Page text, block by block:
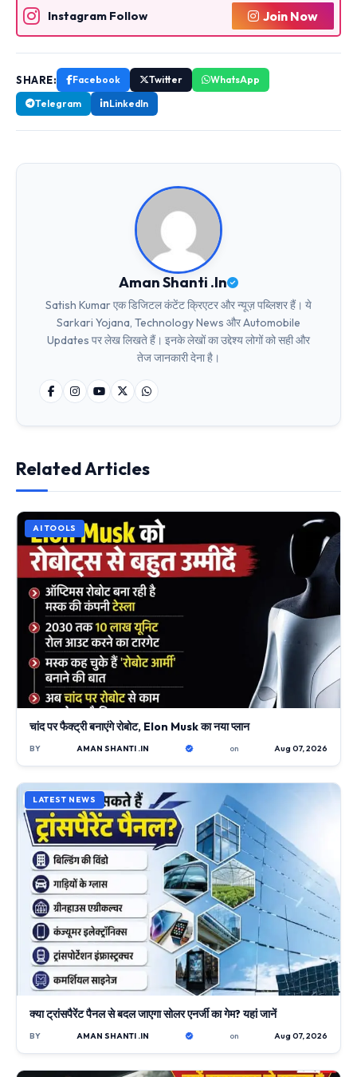
Instagram Follow Join Now
SHARE: Facebook Twitter
WhatsApp
Telegram
LinkedIn
Aman Shanti .In
Satish Kumar एक डिजिटल कंटेंट क्रिएटर और न्यूज़ पब्लिशर हैं। ये
Sarkari Yojana, Technology News और Automobile
Updates पर लेख लिखते हैं। इनके लेखों का उद्देश्य लोगों को सही और
तेज जानकारी देना है।
Related Articles
AI TOOLS
चांद पर फैक्ट्री बनाएंगे रोबोट, Elon Musk का नया प्लान
BY AMAN SHANTI .IN on Aug 07, 2026
LATEST NEWS
क्या ट्रांसपैरेंट पैनल से बदल जाएगा सोलर एनर्जी का गेम? यहां जानें
BY AMAN SHANTI .IN on Aug 07, 2026